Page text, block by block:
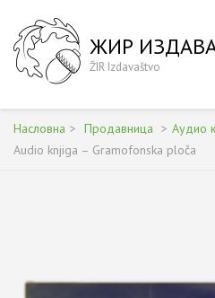
content
(Press
ЖИР
ŽIR Izdavaštvo
Насловна > Продавница > Аудио
Audio knjiga – Gramofonska ploča